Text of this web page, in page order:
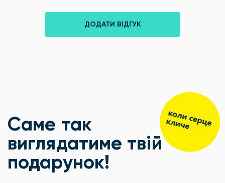
ДОДАТИ ВІДГУК
Саме так
виглядатиме твій
подарунок!